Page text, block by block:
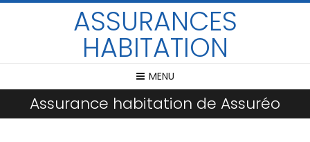
ASSURANCES
HABITATION
MENU
Assurance habitation de Assuréo